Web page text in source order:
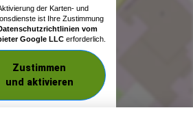
der Karten- und
ist Ihre Zustimmung
vom
Google LLC erforderlich.
Zustimmen
und aktivieren